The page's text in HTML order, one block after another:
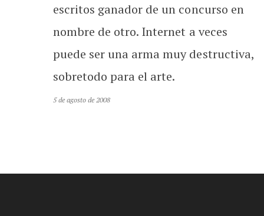
escritos ganador de un concurso en
nombre de otro. Internet a veces
puede ser una arma muy destructiva,
sobretodo para el arte.
5 de agosto de 2008